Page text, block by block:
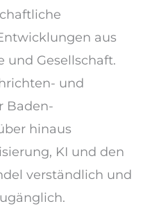
aus
und Gesellschaft.
und
Baden-
hinaus
KI und den
verständlich und